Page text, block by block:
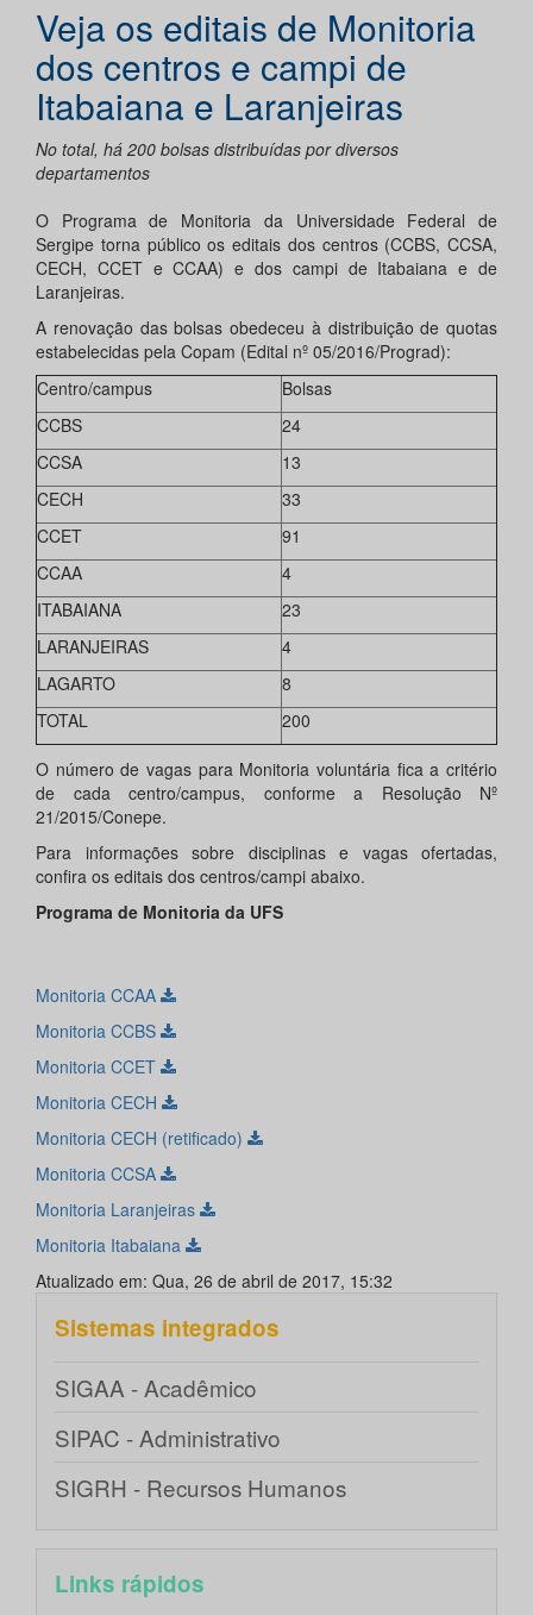
Veja os editais de Monitoria
dos centros e campi de
Itabaiana e Laranjeiras
No total, há 200 bolsas distribuídas por diversos
departamentos
O Programa de Monitoria da Universidade Federal de
Sergipe torna público os editais dos centros (CCBS, CCSA,
CECH, CCET e CCAA) e dos campi de Itabaiana e de
Laranjeiras.
A renovação das bolsas obedeceu à distribuição de quotas
estabelecidas pela Copam (Edital nº 05/2016/Prograd):
Centro/campus
Bolsas
CCBS
24
CCSA
13
CECH
33
CCET
91
CCAA
4
ITABAIANA
23
LARANJEIRAS
4
LAGARTO
8
TOTAL
200
O número de vagas para Monitoria voluntária fica a critério
de cada centro/campus, conforme a Resolução Nº
21/2015/Conepe.
Para informações sobre disciplinas e vagas ofertadas,
confira os editais dos centros/campi abaixo.
Programa de Monitoria da UFS
Monitoria CCAA
Monitoria CCBS
Monitoria CCET
Monitoria CECH
Monitoria CECH (retificado)
Monitoria CCSA
Monitoria Laranjeiras
Monitoria Itabaiana
Atualizado em: Qua, 26 de abril de 2017, 15:32
Sistemas integrados
SIGAA - Acadêmico
SIPAC - Administrativo
SIGRH - Recursos Humanos
Links rápidos